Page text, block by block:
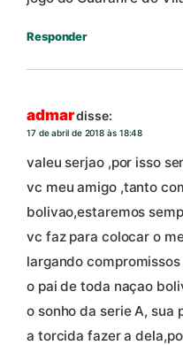
Responder
admardisse:
17 de abril de 2018 às 18:48
valeu serjao ,por isso
vc meu amigo ,tanto
bolivao,estaremos
vc faz para colocar o
largando
o pai de toda naçao
o sonho da serie A,
a torcida fazer a